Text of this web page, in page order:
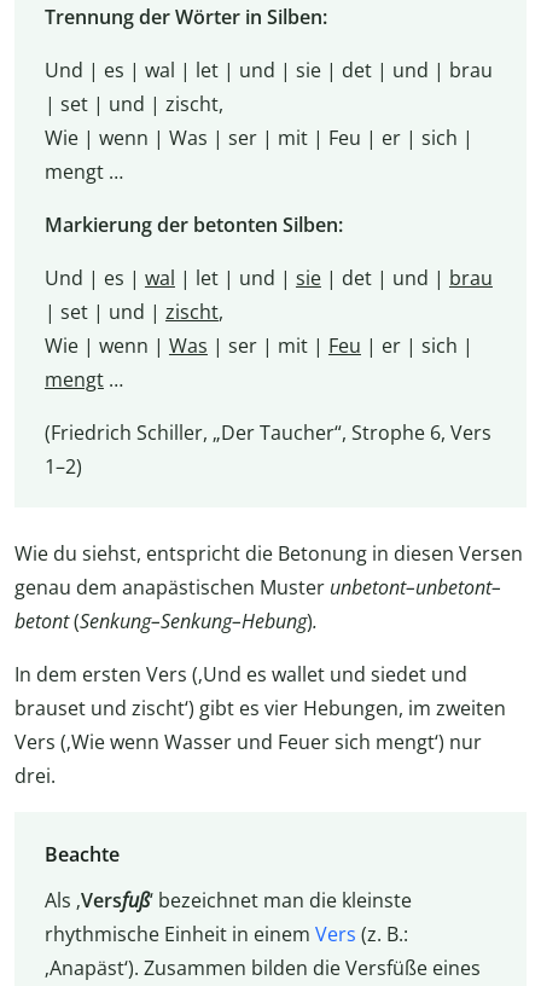
Trennung der Wörter in Silben:
Und | es | wal | let | und | sie | det | und | brau
| set | und | zischt,
Wie | wenn | Was | ser | mit | Feu | er | sich |
mengt …
Markierung der betonten Silben:
Und | es | wal | let | und | sie| det | und | brau
| set | und | zischt,
Wie | wenn | Was | ser | mit | Feu | er | sich |
mengt…
(Friedrich Schiller, „Der Taucher“, Strophe 6, Vers
1–2)
Wie du siehst, entspricht die Betonung in diesen Versen
genau dem anapästischen Muster unbetont–unbetont–
betont(Senkung–Senkung–Hebung).
In dem ersten Vers (‚Und es wallet und siedet und
brauset und zischt‘) gibt es vier Hebungen, im zweiten
Vers (‚Wie wenn Wasser und Feuer sich mengt‘) nur
drei.
Beachte
Als ‚Versfuß‘ bezeichnet man die kleinste
rhythmische Einheit in einem Vers (z. B.:
‚Anapäst‘). Zusammen bilden die Versfüße eines